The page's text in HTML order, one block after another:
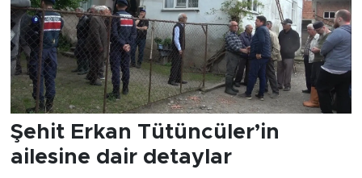
Şehit Erkan Tütüncüler’in
ailesine dair detaylar